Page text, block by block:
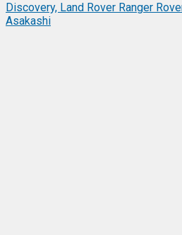
Discovery, Land Rover Ranger
Asakashi